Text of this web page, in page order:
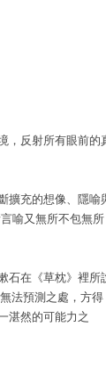
，反射所有眼前的
擴充的想像、隱喻
喻又無所不包無所
石在《草枕》裡所
法預測之處，方得
湛然的可能力之